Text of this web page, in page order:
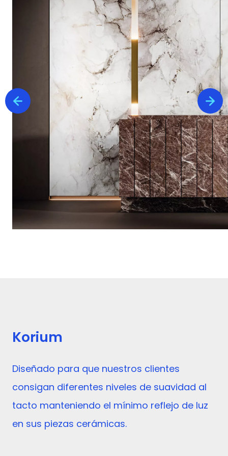
Korium
Diseñado para que nuestros clientes
consigan diferentes niveles de suavidad al
tacto manteniendo el mínimo reflejo de luz
en sus piezas cerámicas.